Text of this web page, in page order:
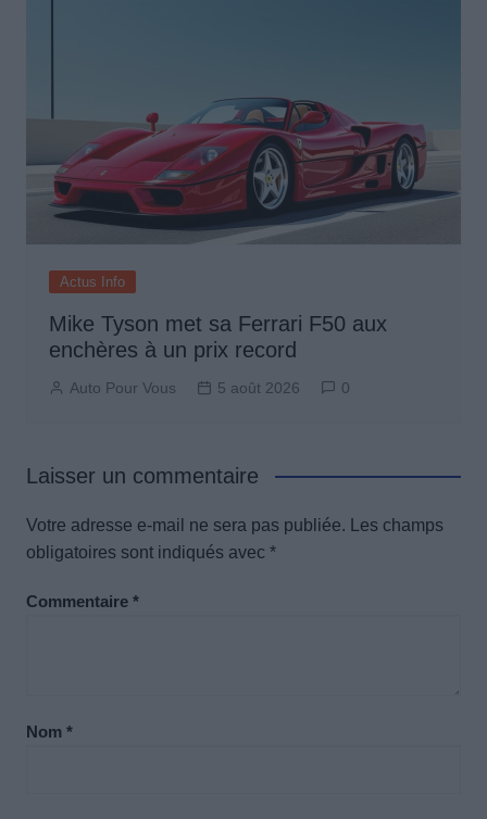
Actus Info
Mike Tyson met sa Ferrari F50 aux
enchères à un prix record
Auto Pour Vous 5 août 2026 0
Laisser un commentaire
Votre adresse e-mail ne sera pas publiée.
Les champs
obligatoires sont indiqués avec *
Commentaire *
Nom *